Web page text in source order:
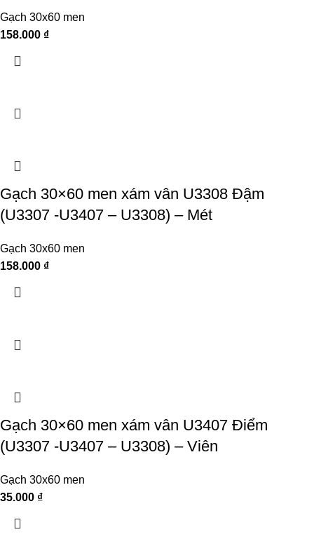
Gạch 30x60 men
158.000 ₫
Gạch 30×60 men xám vân U3308 Đậm
(U3307 -U3407 – U3308) – Mét
Gạch 30x60 men
158.000 ₫
Gạch 30×60 men xám vân U3407 Điểm
(U3307 -U3407 – U3308) – Viên
Gạch 30x60 men
35.000 ₫